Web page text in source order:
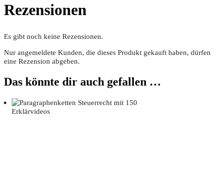
Rezensionen
Es gibt noch keine Rezensionen.
Nur angemeldete Kunden, die dieses Produkt gekauft haben, dürfen
eine Rezension abgeben.
Das könnte dir auch gefallen …